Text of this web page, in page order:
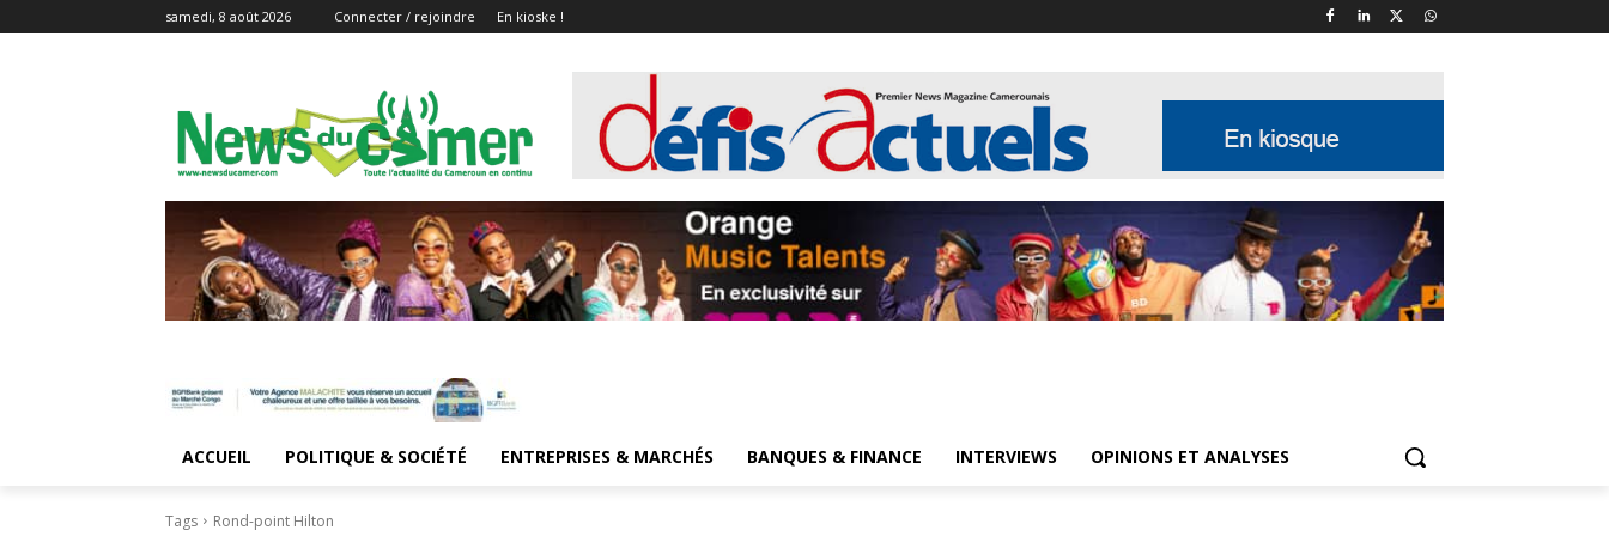
samedi, 8 août 2026 Connecter / rejoindre En kioske !
ACCUEIL POLITIQUE & SOCIÉTÉ ENTREPRISES & MARCHÉS BANQUES & FINANCE INTERVIEWS OPINIONS ET ANALYSES
Tags Rond-point Hilton